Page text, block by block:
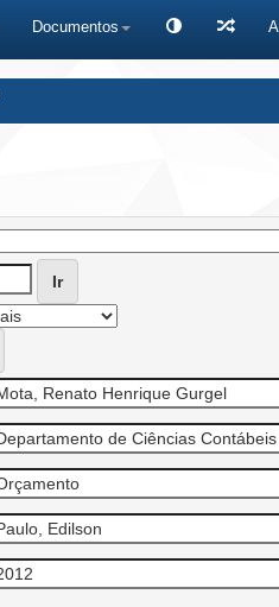
Documentos